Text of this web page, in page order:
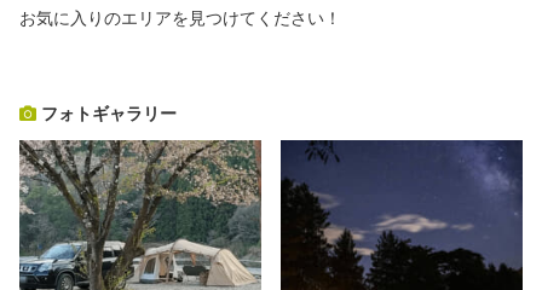
お気に入りのエリアを見つけてください！
フォトギャラリー